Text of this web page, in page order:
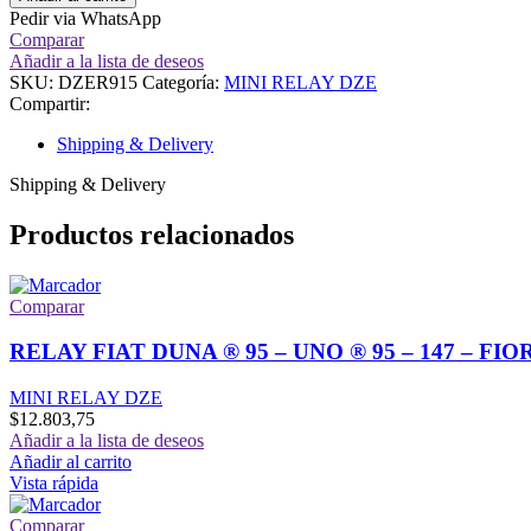
R9
-
R11
-
TRAFIC
RODEO
LUNETA
TE
Pedir via WhatsApp
Comparar
Añadir a la lista de deseos
SKU: DZER915 Categoría: MINI RELAY DZE
Compartir:
Shipping & Delivery
Shipping & Delivery
Productos relacionados
Comparar
RELAY FIAT DUNA ® 95 – UNO ® 95 – 147 –
MINI RELAY DZE
$12.803,75
Añadir a la lista de deseos
Añadir al carrito
Vista rápida
Comparar